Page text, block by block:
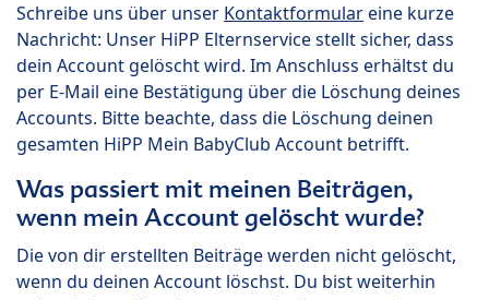
Schreibe uns über unser Kontaktformulareine kurze
Nachricht: Unser HiPP Elternservice stellt sicher, dass
dein Account gelöscht wird. Im Anschluss erhältst du
per E-Mail eine Bestätigung über die Löschung deines
Accounts. Bitte beachte, dass die Löschung deinen
gesamten HiPP Mein BabyClub Account betrifft.
Was passiert mit meinen Beiträgen,
wenn mein Account gelöscht wurde?
Die von dir erstellten Beiträge werden nicht gelöscht,
wenn du deinen Account löschst. Du bist weiterhin